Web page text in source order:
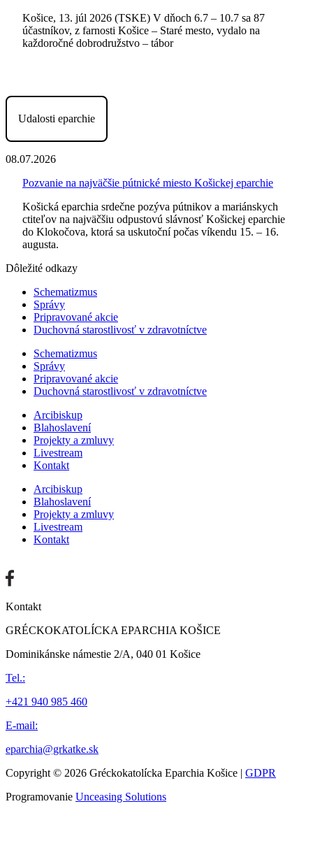
Košice, 13. júl 2026 (TSKE) V dňoch 6.7 – 10.7 sa 87
účastníkov, z farnosti Košice – Staré mesto, vydalo na
každoročné dobrodružstvo – tábor
Udalosti eparchie
08.07.2026
Pozvanie na najväčšie pútnické miesto Košickej eparchie
Košická eparchia srdečne pozýva pútnikov a mariánskych
ctiteľov na najväčšiu odpustovú slávnosť Košickej eparchie
do Klokočova, ktorá sa uskutoční počas víkendu 15. – 16.
augusta.
Dôležité odkazy
Schematizmus
Správy
Pripravované akcie
Duchovná starostlivosť v zdravotníctve
Schematizmus
Správy
Pripravované akcie
Duchovná starostlivosť v zdravotníctve
Arcibiskup
Blahoslavení
Projekty a zmluvy
Livestream
Kontakt
Arcibiskup
Blahoslavení
Projekty a zmluvy
Livestream
Kontakt
Kontakt
GRÉCKOKATOLÍCKA EPARCHIA KOŠICE
Dominikánske námestie 2/A, 040 01 Košice
Tel.:
+421 940 985 460
E-mail:
eparchia@grkatke.sk
Copyright © 2026 Gréckokatolícka Eparchia Košice | GDPR
Programovanie Unceasing Solutions